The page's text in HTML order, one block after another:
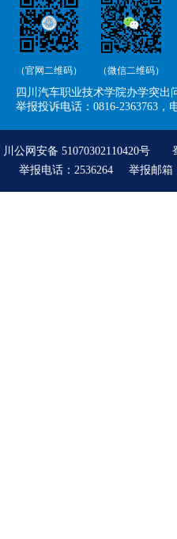
（官网二维码） （微信二维码）
四川汽车职业技术学院办学突出
举报投诉电话：0816-2363763，
川公网安备 51070302110420号
举报电话：2536264 举报邮箱